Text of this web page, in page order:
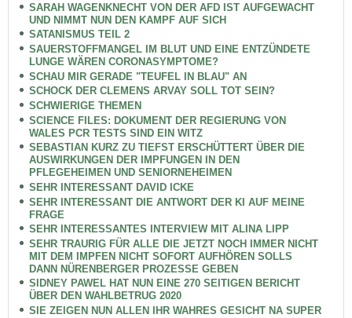
SARAH WAGENKNECHT VON DER AFD IST AUFGEWACHT
UND NIMMT NUN DEN KAMPF AUF SICH
SATANISMUS TEIL 2
SAUERSTOFFMANGEL IM BLUT UND EINE ENTZÜNDETE
LUNGE WÄREN CORONASYMPTOME?
SCHAU MIR GERADE "TEUFEL IN BLAU" AN
SCHOCK DER CLEMENS ARVAY SOLL TOT SEIN?
SCHWIERIGE THEMEN
SCIENCE FILES: DOKUMENT DER REGIERUNG VON
WALES PCR TESTS SIND EIN WITZ
SEBASTIAN KURZ ZU TIEFST ERSCHÜTTERT ÜBER DIE
AUSWIRKUNGEN DER IMPFUNGEN IN DEN
PFLEGEHEIMEN UND SENIORNEHEIMEN
SEHR INTERESSANT DAVID ICKE
SEHR INTERESSANT DIE ANTWORT DER KI AUF MEINE
FRAGE
SEHR INTERESSANTES INTERVIEW MIT ALINA LIPP
SEHR TRAURIG FÜR ALLE DIE JETZT NOCH IMMER NICHT
MIT DEM IMPFEN NICHT SOFORT AUFHÖREN SOLLS
DANN NÜRENBERGER PROZESSE GEBEN
SIDNEY PAWEL HAT NUN EINE 270 SEITIGEN BERICHT
ÜBER DEN WAHLBETRUG 2020
SIE ZEIGEN NUN ALLEN IHR WAHRES GESICHT NA SUPER